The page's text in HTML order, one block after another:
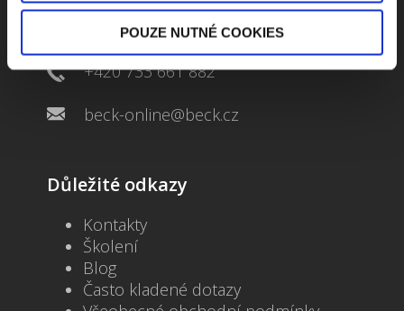
POUZE NUTNÉ COOKIES
Jungmannova 34, 110 00 Praha
+420 733 661 882
beck-online@beck.cz
Důležité odkazy
Kontakty
Školení
Blog
Často kladené dotazy